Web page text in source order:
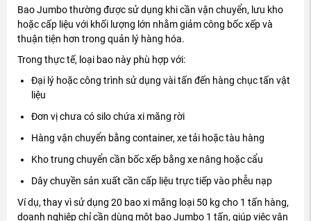
Bao Jumbo thường được sử dụng khi cần vận chuyển, lưu kho
hoặc cấp liệu với khối lượng lớn nhằm giảm công bốc xếp và
thuận tiện hơn trong quản lý hàng hóa.
Trong thực tế, loại bao này phù hợp với:
Đại lý hoặc công trình sử dụng vài tấn đến hàng chục tấn vật
liệu
Đơn vị chưa có silo chứa xi măng rời
Hàng vận chuyển bằng container, xe tải hoặc tàu hàng
Kho trung chuyển cần bốc xếp bằng xe nâng hoặc cẩu
Dây chuyền sản xuất cần cấp liệu trực tiếp vào phễu nạp
Ví dụ, thay vì sử dụng 20 bao xi măng loại 50 kg cho 1 tấn hàng,
doanh nghiệp chỉ cần dùng một bao Jumbo 1 tấn, giúp việc vận